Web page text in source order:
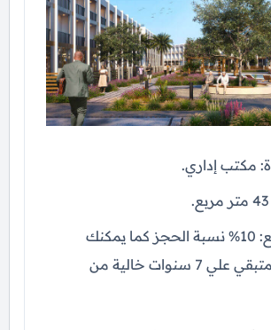
مكتب إداري.
طرق الدفع: 10% نسبة الحجز كما يمكنك
تقسيط المتبقي علي 7 سنوات خالية من